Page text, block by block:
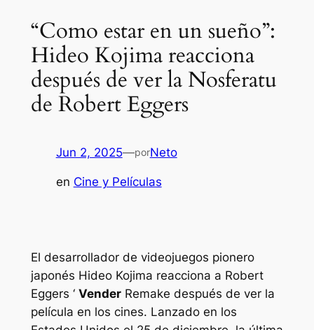
“Como estar en un sueño”:
Hideo Kojima reacciona
después de ver la Nosferatu
de Robert Eggers
Jun 2, 2025—porNeto
en Cine y Películas
El desarrollador de videojuegos pionero
japonés Hideo Kojima reacciona a Robert
Eggers ‘ VenderRemake después de ver la
película en los cines. Lanzado en los